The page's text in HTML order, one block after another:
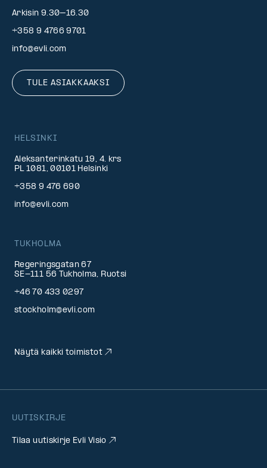
Arkisin 9.30–16.30
+358 9 4766 9701
info@evli.com
TULE ASIAKKAAKSI
UUTISKIRJE
Tilaa uutiskirje Evli Visio
HELSINKI
Aleksanterinkatu 19, 4. krs
PL 1081, 00101 Helsinki
+358 9 476 690
info@evli.com
TUKHOLMA
Regeringsgatan 67
SE-111 56 Tukholma, Ruotsi
+46 70 433 0297
stockholm@evli.com
Näytä kaikki toimistot